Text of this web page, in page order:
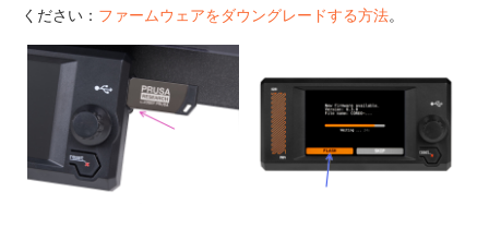
ください： ファームウェアをダウングレードする方法。